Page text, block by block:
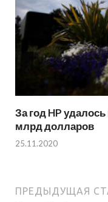
За год HP
млрд долларов
25.11.2020
ПРЕДЫДУЩАЯ